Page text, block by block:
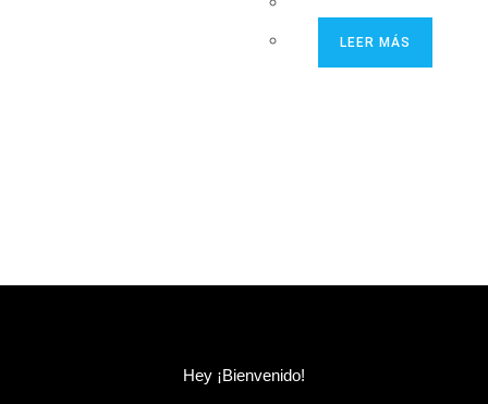
LEER MÁS
Hey ¡Bienvenido!